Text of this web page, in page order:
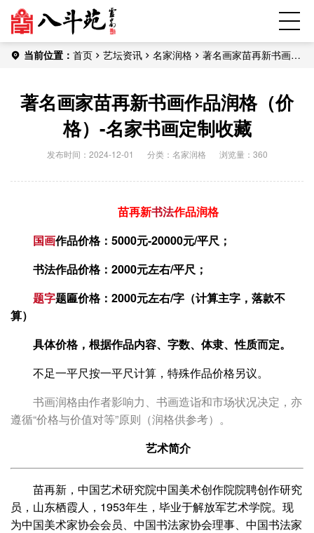
当前位置： 首页 艺坛资讯 名家润格
著名画家苗再新书画作
著名画家苗再新书画作品润格（价
格）-名家书画定制收藏
发布时间：2024-12-01 分类： 名家润格 浏览量：360
苗再新书法作品润格
国画作品价格：5000元-20000元/平尺；
书法作品价格：2000元左右/平尺；
题字题匾价格：2000元左右/字（计算主字，落款不
算）
具体价格，根据作品内容、字数、体隶、性质而定。
不足一平尺按一平尺计算，特殊作品价格另议。
书画润格由作者影响力、书画造诣和市场状况决定，亦
遵循“价格与价值对等”原则（润格供参考）。
艺术简介
苗再新，中国艺术研究院中国美术创作院院聘创作研究
员，山东栖霞人，1953年生，毕业于解放军艺术学院。现
为中国美术家协会会员、中国书法家协会理事、中国书法家